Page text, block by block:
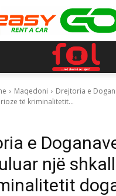
Maqedoni
Drejtoria e
të kriminalitetit...
e
një